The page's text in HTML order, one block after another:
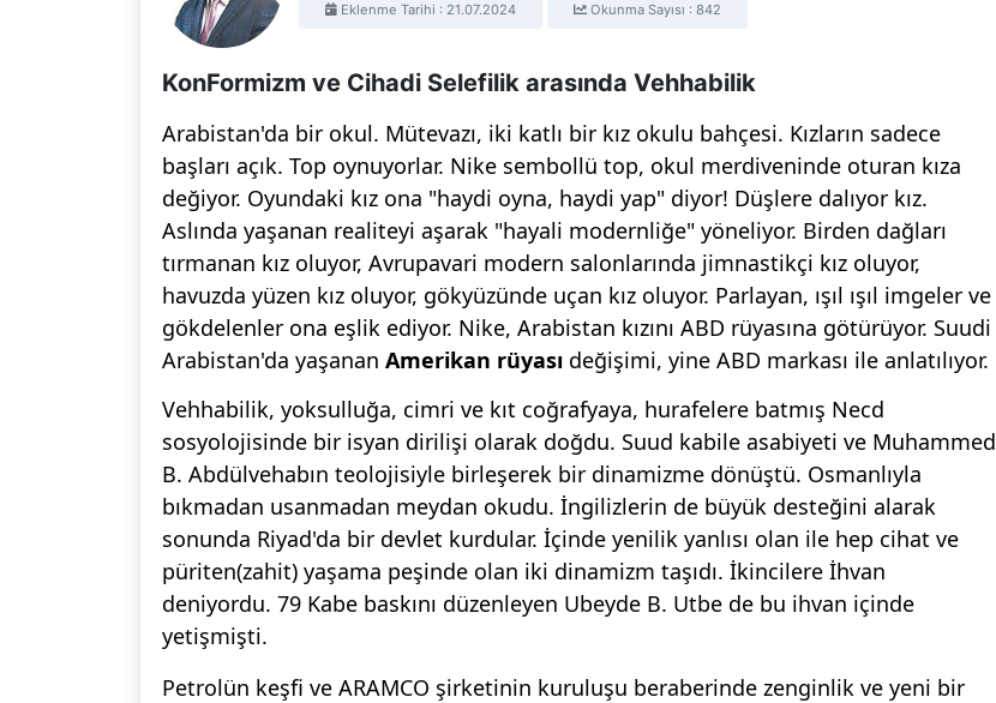
Eklenme Tarihi : 21.07.2024 Okunma Sayısı : 842
KonFormizm ve Cihadi Selefilik arasında Vehhabilik
Arabistan'da bir okul. Mütevazı, iki katlı bir kız okulu bahçesi. Kızların sadece
başları açık. Top oynuyorlar. Nike sembollü top, okul merdiveninde oturan kıza
değiyor. Oyundaki kız ona "haydi oyna, haydi yap" diyor! Düşlere dalıyor kız.
Aslında yaşanan realiteyi aşarak "hayali modernliğe" yöneliyor. Birden dağları
tırmanan kız oluyor, Avrupavari modern salonlarında jimnastikçi kız oluyor,
havuzda yüzen kız oluyor, gökyüzünde uçan kız oluyor. Parlayan, ışıl ışıl imgeler ve
gökdelenler ona eşlik ediyor. Nike, Arabistan kızını ABD rüyasına götürüyor. Suudi
Arabistan'da yaşanan Amerikan rüyası değişimi, yine ABD markası ile anlatılıyor.
Vehhabilik, yoksulluğa, cimri ve kıt coğrafyaya, hurafelere batmış Necd
sosyolojisinde bir isyan dirilişi olarak doğdu. Suud kabile asabiyeti ve Muhammed
B. Abdülvehabın teolojisiyle birleşerek bir dinamizme dönüştü. Osmanlıyla
bıkmadan usanmadan meydan okudu. İngilizlerin de büyük desteğini alarak
sonunda Riyad'da bir devlet kurdular. İçinde yenilik yanlısı olan ile hep cihat ve
püriten(zahit) yaşama peşinde olan iki dinamizm taşıdı. İkincilere İhvan
deniyordu. 79 Kabe baskını düzenleyen Ubeyde B. Utbe de bu ihvan içinde
yetişmişti.
Petrolün keşfi ve ARAMCO şirketinin kuruluşu beraberinde zenginlik ve yeni bir